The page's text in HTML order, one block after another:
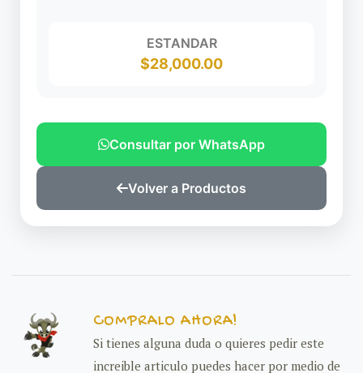
ESTANDAR
$28,000.00
Consultar por WhatsApp
Volver a Productos
COMPRALO AHORA!
Si tienes alguna duda o quieres pedir este
increible articulo puedes hacer por medio de